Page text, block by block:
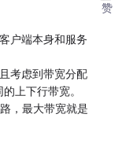
户端本身和服务
考虑到带宽分配
上下行带宽。
，最大带宽就是
赞